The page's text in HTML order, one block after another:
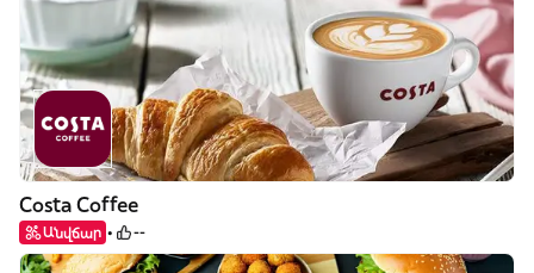
Costa Coffee
Անվճար --